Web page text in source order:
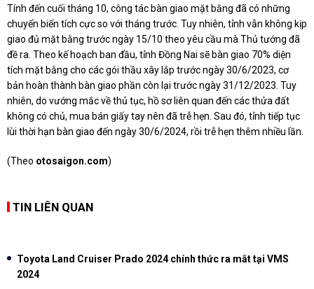
Tính đến cuối tháng 10, công tác bàn giao mặt bằng đã có những
chuyển biến tích cực so với tháng trước. Tuy nhiên, tỉnh vẫn không kịp
giao đủ mặt bằng trước ngày 15/10 theo yêu cầu mà Thủ tướng đã
đề ra. Theo kế hoạch ban đầu, tỉnh Đồng Nai sẽ bàn giao 70% diện
tích mặt bằng cho các gói thầu xây lắp trước ngày 30/6/2023, cơ
bản hoàn thành bàn giao phần còn lại trước ngày 31/12/2023. Tuy
nhiên, do vướng mắc về thủ tục, hồ sơ liên quan đến các thửa đất
không có chủ, mua bán giấy tay nên đã trễ hẹn. Sau đó, tỉnh tiếp tục
lùi thời hạn bàn giao đến ngày 30/6/2024, rồi trễ hẹn thêm nhiều lần.
(Theo otosaigon.com)
TIN LIÊN QUAN
Toyota Land Cruiser Prado 2024 chính thức ra mắt tại VMS
2024